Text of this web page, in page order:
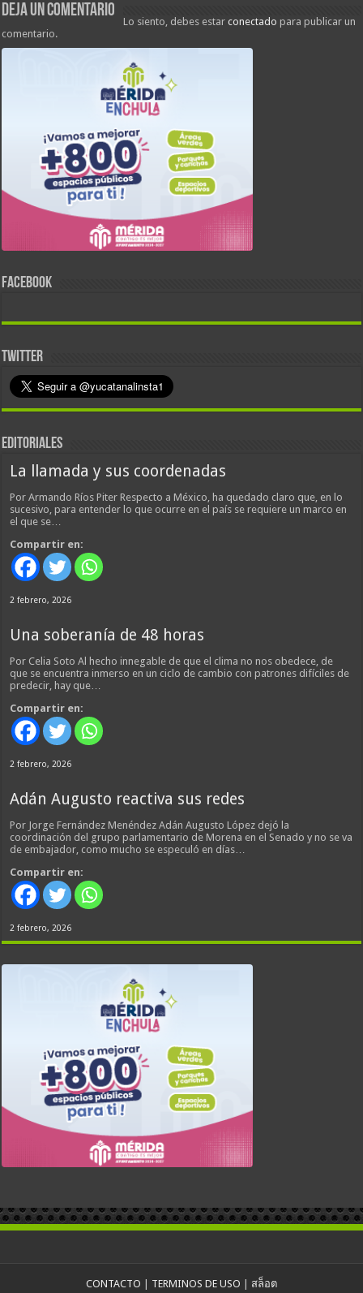
Deja un comentario
Lo siento, debes estarconectado para publicar un
comentario.
FACEBOOK
TWITTER
EDITORIALES
La llamada y sus coordenadas
Por Armando Ríos Piter Respecto a México, ha quedado claro que, en lo
sucesivo, para entender lo que ocurre en el país se requiere un marco en
el que se…
Compartir en:
2 febrero, 2026
Una soberanía de 48 horas
Por Celia Soto Al hecho innegable de que el clima no nos obedece, de
que se encuentra inmerso en un ciclo de cambio con patrones difíciles de
predecir, hay que…
Compartir en:
2 febrero, 2026
Adán Augusto reactiva sus redes
Por Jorge Fernández Menéndez Adán Augusto López dejó la
coordinación del grupo parlamentario de Morena en el Senado y no se va
de embajador, como mucho se especuló en días…
Compartir en:
2 febrero, 2026
CONTACTO TERMINOS DE USO สล็อต